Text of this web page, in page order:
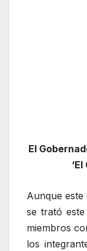
El
Aunque este
se trató
miembros
los